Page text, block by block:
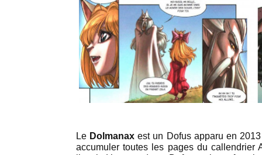
Le Dolmanax est un Dofus apparu en
accumuler toutes les pages du callendrier